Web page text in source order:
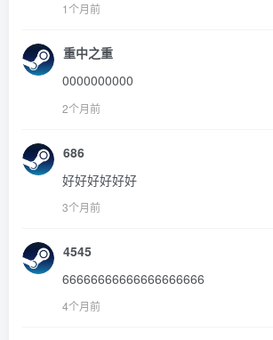
1个月前
重中之重
0000000000
2个月前
686
好好好好好好
3个月前
4545
66666666666666666666
4个月前